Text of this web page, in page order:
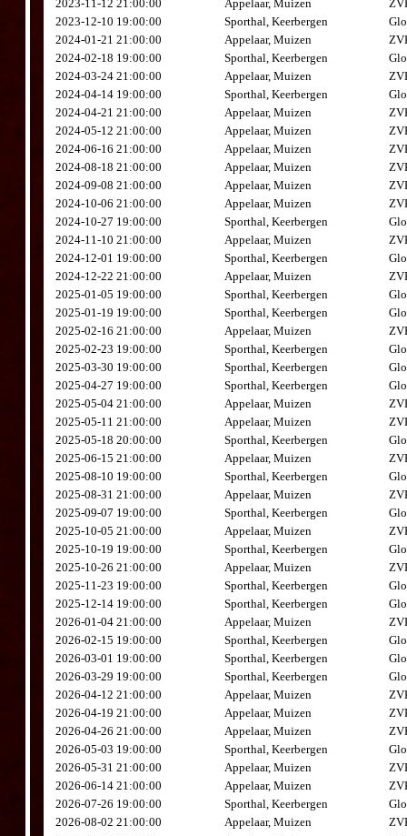
2023-11-12 21:00:00 Appelaar, Muizen
2023-12-10 19:00:00
Sporthal, Keerbergen
2024-01-21 21:00:00
Appelaar, Muizen
2024-02-18 19:00:00
Sporthal, Keerbergen
2024-03-24 21:00:00
Appelaar, Muizen
2024-04-14 19:00:00
Sporthal, Keerbergen
2024-04-21 21:00:00
Appelaar, Muizen
2024-05-12 21:00:00
Appelaar, Muizen
2024-06-16 21:00:00
Appelaar, Muizen
2024-08-18 21:00:00
Appelaar, Muizen
2024-09-08 21:00:00
Appelaar, Muizen
2024-10-06 21:00:00
Appelaar, Muizen
2024-10-27 19:00:00
Sporthal, Keerbergen
2024-11-10 21:00:00
Appelaar, Muizen
2024-12-01 19:00:00
Sporthal, Keerbergen
2024-12-22 21:00:00
Appelaar, Muizen
2025-01-05 19:00:00
Sporthal, Keerbergen
2025-01-19 19:00:00
Sporthal, Keerbergen
2025-02-16 21:00:00
Appelaar, Muizen
2025-02-23 19:00:00
Sporthal, Keerbergen
2025-03-30 19:00:00
Sporthal, Keerbergen
2025-04-27 19:00:00
Sporthal, Keerbergen
2025-05-04 21:00:00
Appelaar, Muizen
2025-05-11 21:00:00
Appelaar, Muizen
2025-05-18 20:00:00
Sporthal, Keerbergen
2025-06-15 21:00:00
Appelaar, Muizen
2025-08-10 19:00:00
Sporthal, Keerbergen
2025-08-31 21:00:00
Appelaar, Muizen
2025-09-07 19:00:00
Sporthal, Keerbergen
2025-10-05 21:00:00
Appelaar, Muizen
2025-10-19 19:00:00
Sporthal, Keerbergen
2025-10-26 21:00:00
Appelaar, Muizen
2025-11-23 19:00:00
Sporthal, Keerbergen
2025-12-14 19:00:00
Sporthal, Keerbergen
2026-01-04 21:00:00
Appelaar, Muizen
2026-02-15 19:00:00
Sporthal, Keerbergen
2026-03-01 19:00:00
Sporthal, Keerbergen
2026-03-29 19:00:00
Sporthal, Keerbergen
2026-04-12 21:00:00
Appelaar, Muizen
2026-04-19 21:00:00
Appelaar, Muizen
2026-04-26 21:00:00
Appelaar, Muizen
2026-05-03 19:00:00
Sporthal, Keerbergen
2026-05-31 21:00:00
Appelaar, Muizen
2026-06-14 21:00:00
Appelaar, Muizen
2026-07-26 19:00:00
Sporthal, Keerbergen
2026-08-02 21:00:00
Appelaar, Muizen